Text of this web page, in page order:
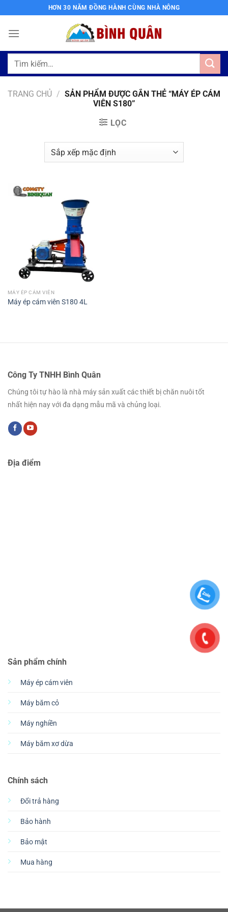
qua
nội
HƠN 30 NĂM ĐỒNG HÀNH CÙNG NHÀ NÔNG
Tìm
TRANG CHỦ / SẢN PHẨM ĐƯỢC GẮN THẺ “MÁY ÉP CÁM
VIÊN S180”
LỌC
MÁY ÉP CÁM VIÊN
Máy ép cám viên S180 4L
Công Ty TNHH Bình Quân
Chúng tôi tự hào là nhà máy sản xuất các thiết bị chăn nuôi tốt
nhất hiện nay với đa dạng mẫu mã và chủng loại.
Sản phẩm chính
Máy ép cám viên
Máy băm cỏ
Máy nghiền
Máy băm xơ dừa
Chính sách
Đổi trả hàng
Bảo hành
Bảo mật
Mua hàng
Địa điểm